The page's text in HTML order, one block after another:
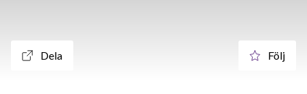
Dela Följ